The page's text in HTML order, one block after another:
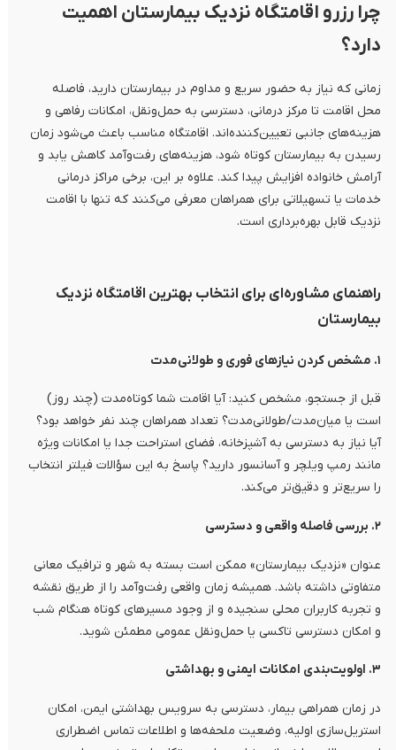
چرا رزرو اقامتگاه نزدیک بیمارستان اهمیت
دارد؟
زمانی که نیاز به حضور سریع و مداوم در بیمارستان دارید، فاصله
محل اقامت تا مرکز درمانی، دسترسی به حمل‌ونقل، امکانات رفاهی و
هزینه‌های جانبی تعیین‌کننده‌اند. اقامتگاه مناسب باعث می‌شود زمان
رسیدن به بیمارستان کوتاه شود، هزینه‌های رفت‌وآمد کاهش یابد و
آرامش خانواده افزایش پیدا کند. علاوه بر این، برخی مراکز درمانی
خدمات یا تسهیلاتی برای همراهان معرفی می‌کنند که تنها با اقامت
نزدیک قابل بهره‌برداری است.
راهنمای مشاوره‌ای برای انتخاب بهترین اقامتگاه نزدیک
بیمارستان
۱. مشخص کردن نیازهای فوری و طولانی‌مدت
قبل از جستجو، مشخص کنید: آیا اقامت شما کوتاه‌مدت (چند روز)
است یا میان‌مدت/طولانی‌مدت؟ تعداد همراهان چند نفر خواهد بود؟
آیا نیاز به دسترسی به آشپزخانه، فضای استراحت جدا یا امکانات ویژه
مانند رمپ ویلچر و آسانسور دارید؟ پاسخ به این سؤالات فیلتر انتخاب
را سریع‌تر و دقیق‌تر می‌کند.
۲. بررسی فاصله واقعی و دسترسی
عنوان «نزدیک بیمارستان» ممکن است بسته به شهر و ترافیک معانی
متفاوتی داشته باشد. همیشه زمان واقعی رفت‌وآمد را از طریق نقشه
و تجربه کاربران محلی سنجیده و از وجود مسیرهای کوتاه هنگام شب
و امکان دسترسی تاکسی یا حمل‌ونقل عمومی مطمئن شوید.
۳. اولویت‌بندی امکانات ایمنی و بهداشتی
در زمان همراهی بیمار، دسترسی به سرویس بهداشتی ایمن، امکان
استریل‌سازی اولیه، وضعیت ملحفه‌ها و اطلاعات تماس اضطراری